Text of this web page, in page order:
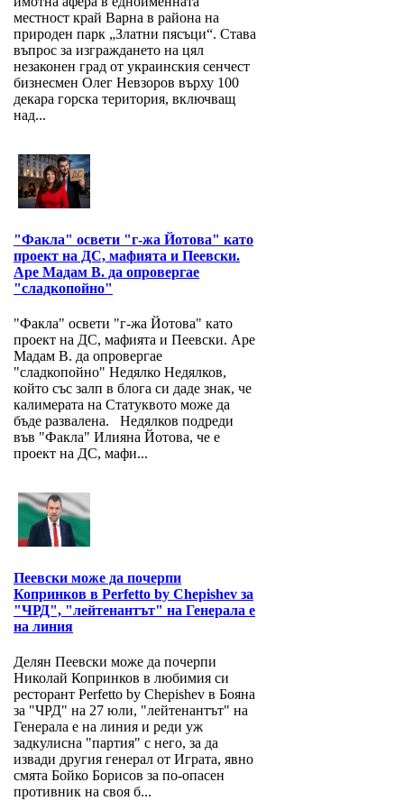
местност край Варна в района на
природен парк „Златни пясъци“. Става
въпрос за изграждането на цял
незаконен град от украинския сенчест
бизнесмен Олег Невзоров върху 100
декара горска територия, включващ
над...
"Факла" освети "г-жа Йотова" като
проект на ДС, мафията и Пеевски.
Аре Мадам В. да опровергае
"сладкопойно"
"Факла" освети "г-жа Йотова" като
проект на ДС, мафията и Пеевски. Аре
Мадам В. да опровергае
"сладкопойно" Недялко Недялков,
който със залп в блога си даде знак, че
калимерата на Статуквото може да
бъде развалена. Недялков подреди
във "Факла" Илияна Йотова, че е
проект на ДС, мафи...
Пеевски може да почерпи
Копринков в Perfetto by Chepishev за
"ЧРД", "лейтенантът" на Генерала е
на линия
Делян Пеевски може да почерпи
Николай Копринков в любимия си
ресторант Perfetto by Chepishev в Бояна
за "ЧРД" на 27 юли, "лейтенантът" на
Генерала е на линия и реди уж
задкулисна "партия" с него, за да
извади другия генерал от Играта, явно
смята Бойко Борисов за по-опасен
противник на своя б...